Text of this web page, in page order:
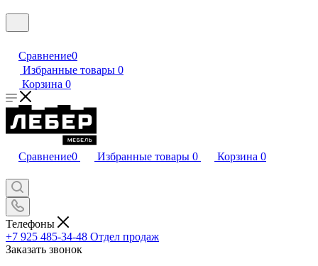
Сравнение0
Избранные товары 0
Корзина 0
Сравнение0 Избранные товары 0 Корзина 0
Телефоны
+7 925 485-34-48 Отдел продаж
Заказать звонок